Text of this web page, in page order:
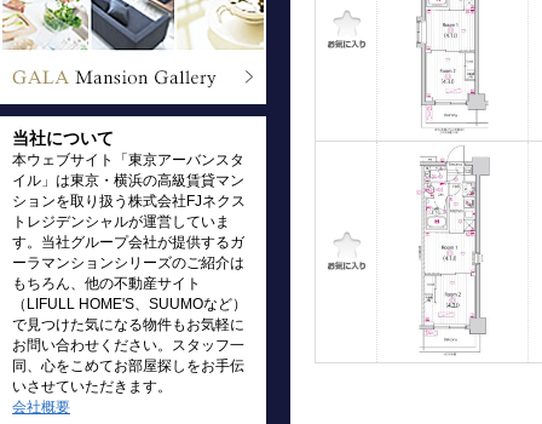
当社について
本ウェブサイト「東京アーバンスタ
イル」は東京・横浜の高級賃貸マン
ションを取り扱う株式会社FJネクス
トレジデンシャルが運営していま
す。当社グループ会社が提供するガ
ーラマンションシリーズのご紹介は
もちろん、他の不動産サイト
（LIFULL HOME'S、SUUMOなど）
で見つけた気になる物件もお気軽に
お問い合わせください。スタッフ一
同、心をこめてお部屋探しをお手伝
いさせていただきます。
会社概要